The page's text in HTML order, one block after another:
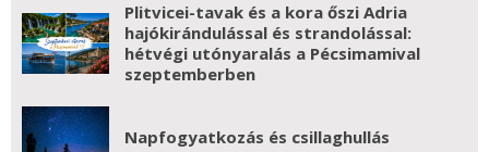
Plitvicei-tavak és a kora őszi Adria
hajókirándulással és strandolással:
hétvégi utónyaralás a Pécsimamival
szeptemberben
Napfogyatkozás és csillaghullás